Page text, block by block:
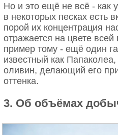
Но и это ещё не всё - как
в некоторых песках есть
порой их концентрация
отражается на цвете
пример тому - ещё один
известный как
оливин, делающий его
оттенка.
3. Об объёмах